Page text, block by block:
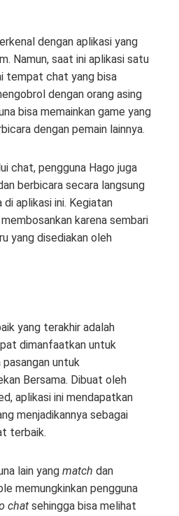
dengan aplikasi yang
Namun, saat ini aplikasi satu
tempat chat yang bisa
dengan orang asing
bisa memainkan game yang
dengan pemain lainnya.
chat, pengguna Hago juga
berbicara secara langsung
di aplikasi ini. Kegiatan
karena sembari
yang disediakan oleh
yang terakhir adalah
dimanfaatkan untuk
untuk
Bersama. Dibuat oleh
aplikasi ini mendapatkan
menjadikannya sebagai
terbaik.
lain yang match dan
memungkinkan pengguna
chat sehingga bisa melihat